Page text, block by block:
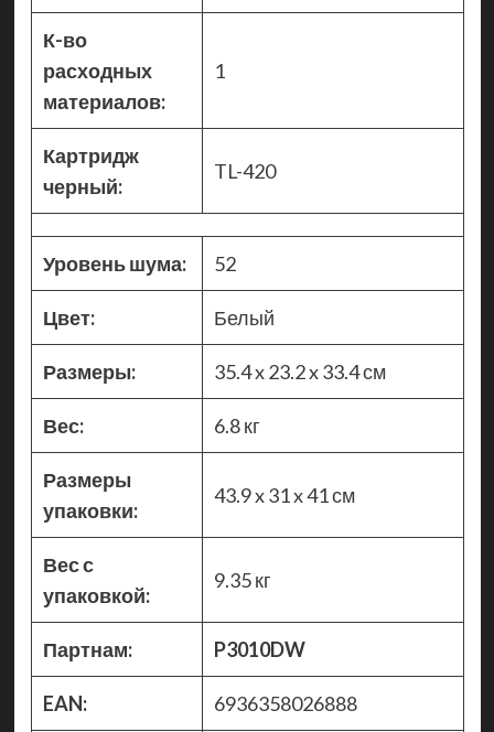
К-во
расходных
материалов:
1
Картридж
черный:
TL-420
Уровень шума: 52
Цвет: Белый
Размеры: 35.4 x 23.2 x 33.4 см
Вес: 6.8 кг
Размеры
упаковки:
43.9 x 31 x 41 см
Вес с
упаковкой:
9.35 кг
Партнам: P3010DW
EAN: 6936358026888